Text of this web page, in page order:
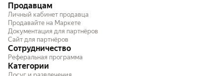
Продавцам
Личный кабинет продавца
Продавайте на Маркете
Документация для партнёров
Сайт для партнёров
Сотрудничество
Реферальная программа
Категории
Досуг и развлечения